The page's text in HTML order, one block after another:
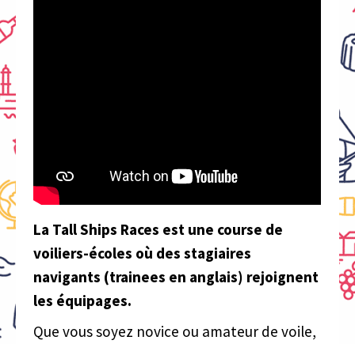
La Tall Ships Races est une course de
voiliers-écoles où des stagiaires
navigants (trainees en anglais) rejoignent
les équipages.
Que vous soyez novice ou amateur de voile,